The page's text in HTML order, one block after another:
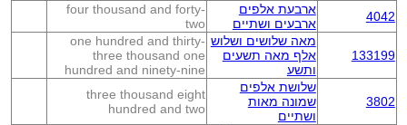
4042
ארבעת אלפים
ארבעים ושתיים
four thousand and forty-
two
133199
מאה שלושים ושלוש
אלף מאה תשעים
ותשע
one hundred and thirty-
three thousand one
hundred and ninety-nine
3802
שלושת אלפים
שמונה מאות
ושתיים
three thousand eight
hundred and two